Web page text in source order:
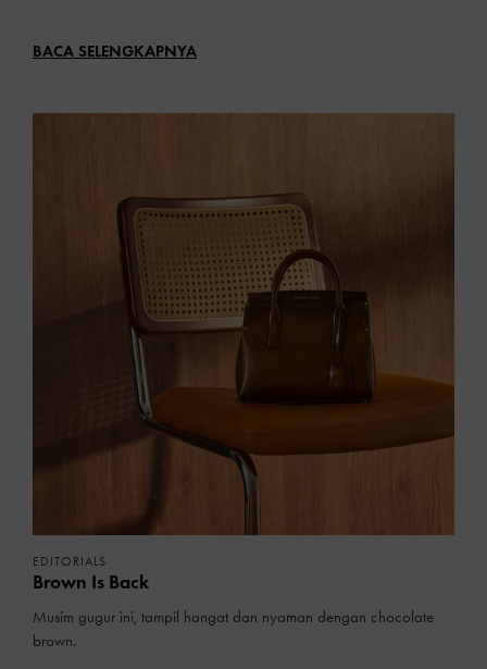
BACA SELENGKAPNYA
EDITORIALS
Brown Is Back
Musim gugur ini, tampil hangat dan nyaman dengan chocolate
brown.